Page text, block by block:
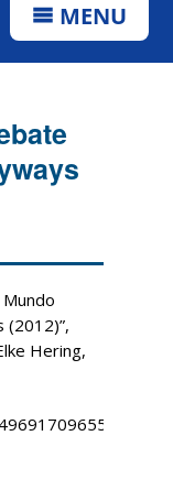
MENU
(2012)”,
Hering,